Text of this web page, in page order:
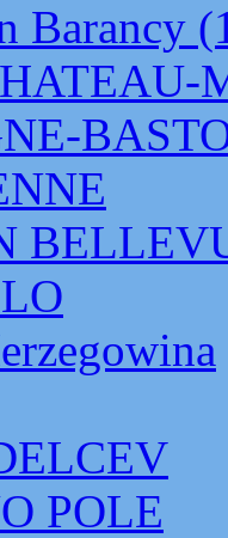
Barancy
POLE